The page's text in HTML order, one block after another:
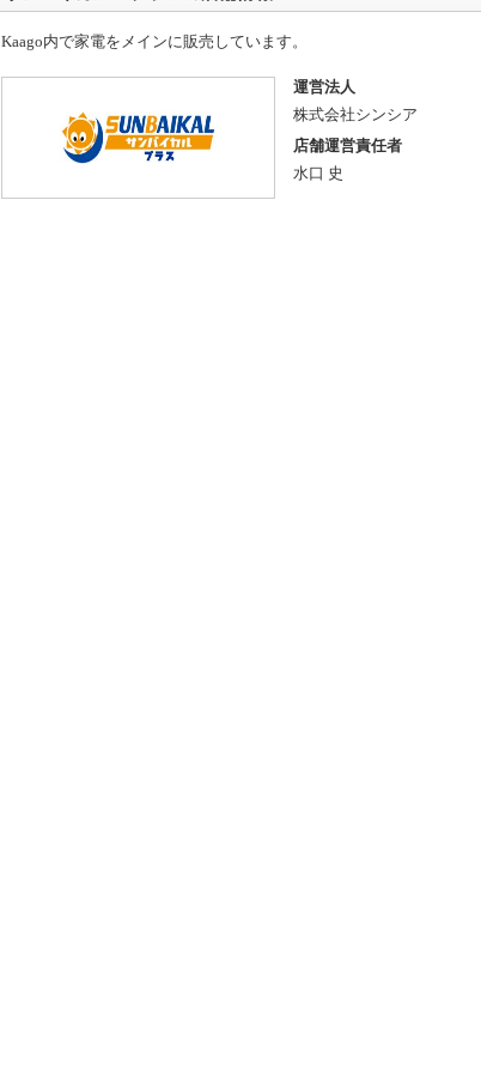
Kaago内で家電をメインに販売しています。
運営法人
株式会社シンシア
店舗運営責任者
水口 史